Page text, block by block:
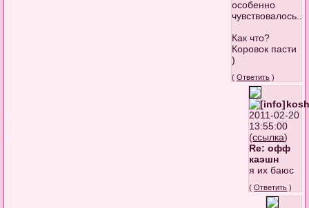
особенно
чувствовалось..
Как что?
Коровок пасти
)
(Ответить )
2011-02-20
13:55:00
(ссылка)
Re: офф
каэшн
я их баюс
(Ответить )